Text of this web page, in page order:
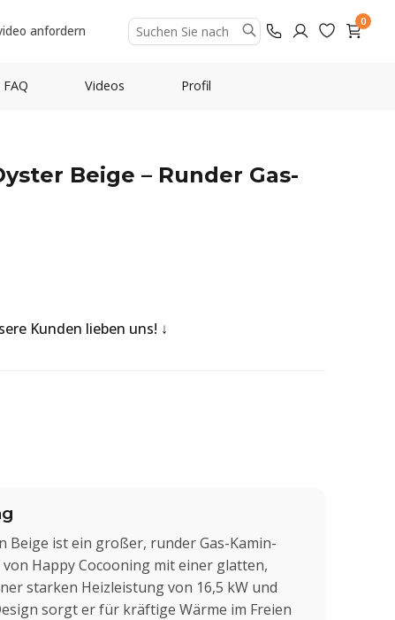
anfordern
0
FAQ Videos Profil
Beige – Runder Gas-
Kunden lieben uns!
Beige ist ein großer, runder Gas-Kamin-
Happy Cocooning mit einer glatten,
starken Heizleistung von 16,5 kW und
sorgt er für kräftige Wärme im Freien